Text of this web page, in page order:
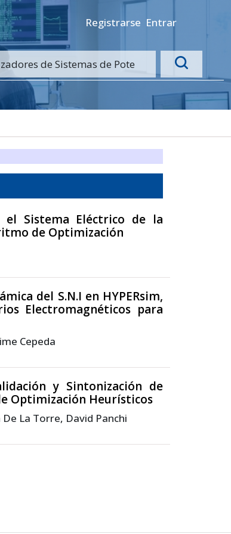
Registrarse Entrar
el Sistema Eléctrico de la
de Optimización
del S.N.I en HYPERsim,
Electromagnéticos para
Cepeda
y Sintonización de
Optimización Heurísticos
La Torre, David Panchi